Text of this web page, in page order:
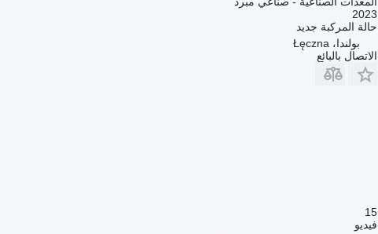
2023
حالة المركبة جديد
بولندا، Łęczna
الاتصال بالبائع
15
فيديو